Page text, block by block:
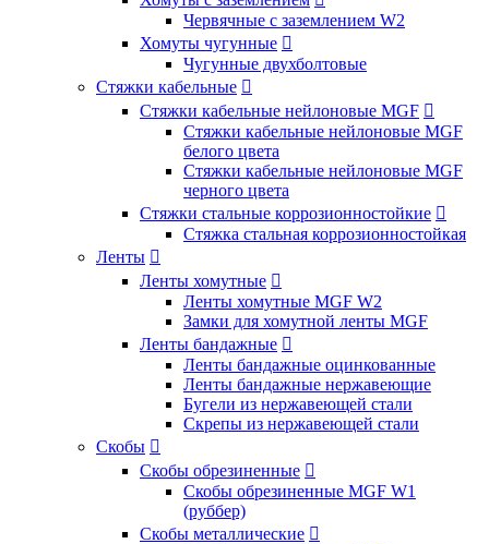
Червячные с заземлением W2
Хомуты чугунные 
Чугунные двухболтовые
Стяжки кабельные 
Стяжки кабельные нейлоновые MGF 
Стяжки кабельные нейлоновые MGF
белого цвета
Стяжки кабельные нейлоновые MGF
черного цвета
Стяжки стальные коррозионностойкие 
Стяжка стальная коррозионностойкая
Ленты 
Ленты хомутные 
Ленты хомутные MGF W2
Замки для хомутной ленты MGF
Ленты бандажные 
Ленты бандажные оцинкованные
Ленты бандажные нержавеющие
Бугели из нержавеющей стали
Скрепы из нержавеющей стали
Скобы 
Скобы обрезиненные 
Скобы обрезиненные MGF W1
(руббер)
Скобы металлические 